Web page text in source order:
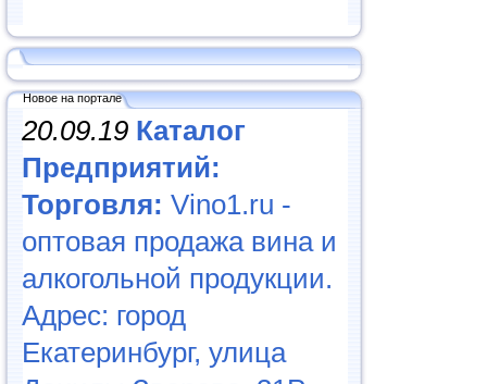
Новое на портале
20.09.19 Каталог
Предприятий:
Торговля: Vino1.ru -
оптовая продажа вина и
алкогольной продукции.
Адрес: город
Екатеринбург, улица